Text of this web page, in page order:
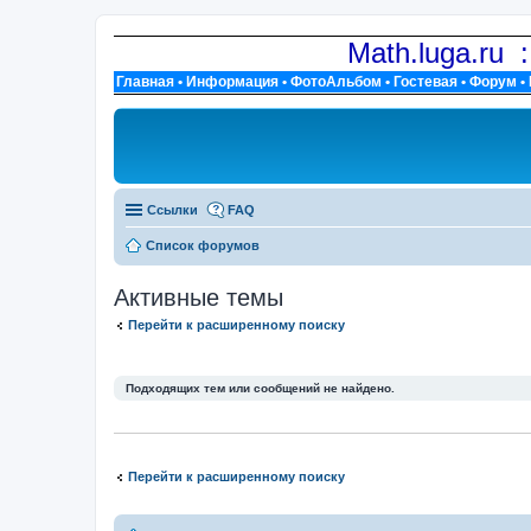
Math.luga.ru :
Главная • Информация • ФотоАльбом • Гостевая • Форум •
Ссылки FAQ
Список форумов
Активные темы
Перейти к расширенному поиску
Подходящих тем или сообщений не найдено.
Перейти к расширенному поиску